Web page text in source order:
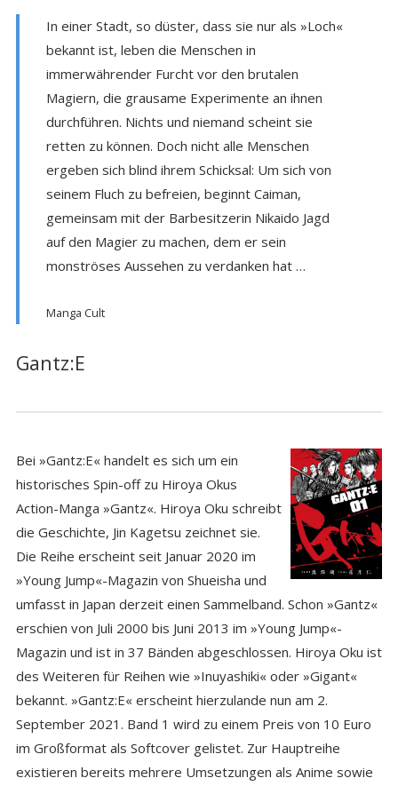
In einer Stadt, so düster, dass sie nur als »Loch«
bekannt ist, leben die Menschen in
immerwährender Furcht vor den brutalen
Magiern, die grausame Experimente an ihnen
durchführen. Nichts und niemand scheint sie
retten zu können. Doch nicht alle Menschen
ergeben sich blind ihrem Schicksal: Um sich von
seinem Fluch zu befreien, beginnt Caiman,
gemeinsam mit der Barbesitzerin Nikaido Jagd
auf den Magier zu machen, dem er sein
monströses Aussehen zu verdanken hat …
Manga Cult
Gantz:E
Bei »Gantz:E« handelt es sich um ein
historisches Spin-off zu Hiroya Okus
Action-Manga »Gantz«. Hiroya Oku schreibt
die Geschichte, Jin Kagetsu zeichnet sie.
Die Reihe erscheint seit Januar 2020 im
»Young Jump«-Magazin von Shueisha und
umfasst in Japan derzeit einen Sammelband. Schon »Gantz«
erschien von Juli 2000 bis Juni 2013 im »Young Jump«-
Magazin und ist in 37 Bänden abgeschlossen. Hiroya Oku ist
des Weiteren für Reihen wie »Inuyashiki« oder »Gigant«
bekannt. »Gantz:E« erscheint hierzulande nun am 2.
September 2021. Band 1 wird zu einem Preis von 10 Euro
im Großformat als Softcover gelistet. Zur Hauptreihe
existieren bereits mehrere Umsetzungen als Anime sowie